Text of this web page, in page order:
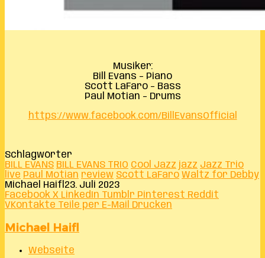
Musiker:
Bill Evans – Piano
Scott LaFaro – Bass
Paul Motian – Drums
https://www.facebook.com/BillEvansOfficial
Schlagwörter
BILL EVANS BILL EVANS TRIO Cool Jazz jazz Jazz Trio
live Paul Motian review Scott LaFaro Waltz for Debby
Michael Haifl 23. Juli 2023
Facebook X LinkedIn Tumblr Pinterest Reddit
VKontakte Teile per E-Mail Drucken
Michael Haifl
Webseite